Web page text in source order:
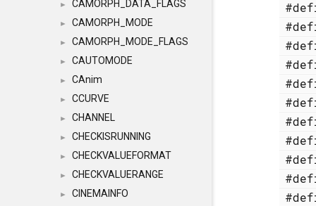
► CAMORPH_DATA_FLAGS
► CAMORPH_MODE
► CAMORPH_MODE_FLAGS
► CAUTOMODE
► CAnim
► CCURVE
► CHANNEL
► CHECKISRUNNING
► CHECKVALUEFORMAT
► CHECKVALUERANGE
► CINEMAINFO